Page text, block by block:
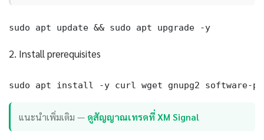
sudo apt update && sudo apt upgrade -y
2. Install prerequisites
sudo apt install -y curl wget gnupg2 software-
แนะนำเพิ่มเติม — ดูสัญญาณเทรดที่ XM Signal